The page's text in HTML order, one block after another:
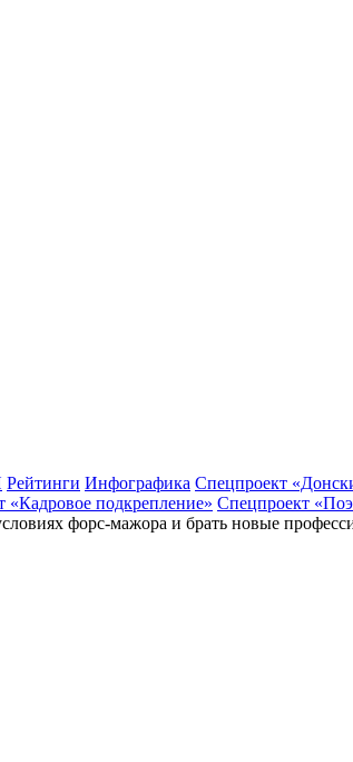
Рейтинги Инфографика Спецпроект
«Кадровое подкрепление» Спецпроект